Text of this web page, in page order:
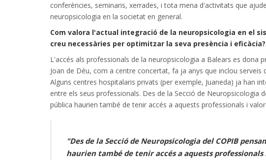
conferències, seminaris, xerrades, i tota mena d'activitats que
neuropsicologia en la societat en general.
Com valora l'actual integració de la neuropsicologia en el
creu necessàries per optimitzar la seva presència i eficàcia?
L'accés als professionals de la neuropsicologia a Balears es dona
Joan de Déu, com a centre concertat, fa ja anys que inclou
Alguns centres hospitalaris privats (per exemple, Juaneda) ja han
entre els seus professionals. Des de la Secció de Neuropsicologia
pública haurien també de tenir accés a aquests professionals i
"Des de la Secció de Neuropsicologia del COPIB
haurien també de tenir accés a aquests